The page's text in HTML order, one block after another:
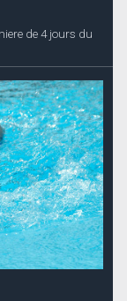
de 4 jours du